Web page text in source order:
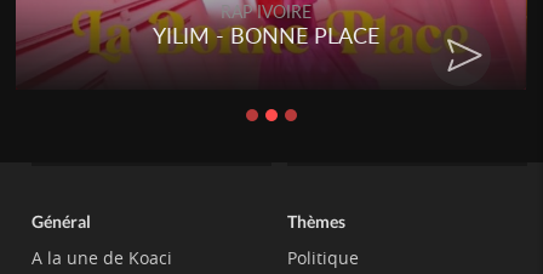
RAP IVOIRE
YILIM - BONNE PLACE
Général
A la une de Koaci
Thèmes
Politique